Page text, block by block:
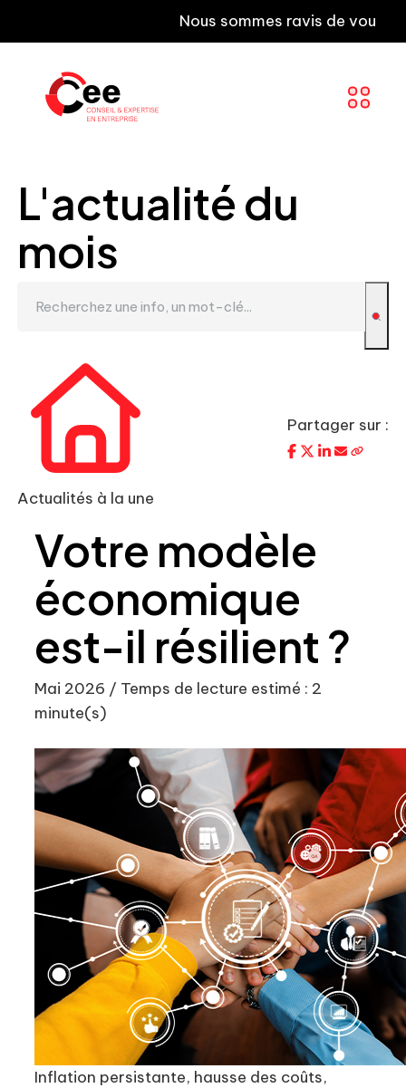
Nous sommes ravis de vous
L'actualité du
mois
Actualités à la une
Partager sur :
Votre modèle
économique
est-il résilient ?
Mai 2026 / Temps de lecture estimé : 2
minute(s)
Inflation persistante, hausse des coûts,